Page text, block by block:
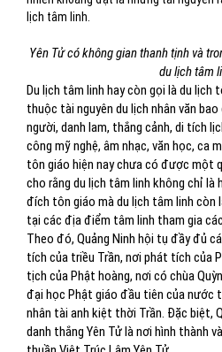
lịch tâm linh.
Yên Tử có không gian thanh tịnh và
du lịch tâm
Du lịch tâm linh hay còn gọi là du lịch
thuộc tài nguyên du lịch nhân văn
người, danh lam, thắng cảnh, di tích
công mỹ nghệ, âm nhạc, văn học, ca
tôn giáo hiện nay chưa có được một
cho rằng du lịch tâm linh không chỉ là
đích tôn giáo mà du lịch tâm linh còn
tại các địa điểm tâm linh tham gia
Theo đó, Quảng Ninh hội tụ đầy đủ
tích của triều Trần, nơi phát tích của
tịch của Phật hoàng, nơi có chùa
đại học Phật giáo đầu tiên của nước
nhân tài anh kiệt thời Trần. Đặc biệt,
danh thắng Yên Tử là nơi hình thành